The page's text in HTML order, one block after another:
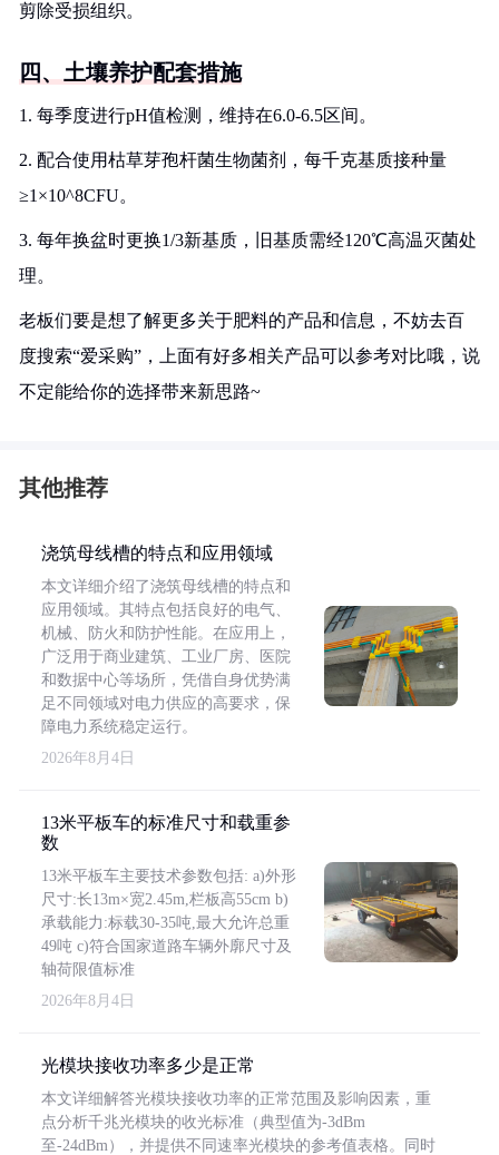
剪除受损组织。
四、土壤养护配套措施
1. 每季度进行pH值检测，维持在6.0-6.5区间。
2. 配合使用枯草芽孢杆菌生物菌剂，每千克基质接种量
≥1×10^8CFU。
3. 每年换盆时更换1/3新基质，旧基质需经120℃高温灭菌处
理。
老板们要是想了解更多关于肥料的产品和信息，不妨去百
度搜索“爱采购”，上面有好多相关产品可以参考对比哦，说
不定能给你的选择带来新思路~
其他推荐
浇筑母线槽的特点和应用领域
本文详细介绍了浇筑母线槽的特点和
应用领域。其特点包括良好的电气、
机械、防火和防护性能。在应用上，
广泛用于商业建筑、工业厂房、医院
和数据中心等场所，凭借自身优势满
足不同领域对电力供应的高要求，保
障电力系统稳定运行。
2026年8月4日
13米平板车的标准尺寸和载重参
数
13米平板车主要技术参数包括: a)外形
尺寸:长13m×宽2.45m,栏板高55cm b)
承载能力:标载30-35吨,最大允许总重
49吨 c)符合国家道路车辆外廓尺寸及
轴荷限值标准
2026年8月4日
光模块接收功率多少是正常
本文详细解答光模块接收功率的正常范围及影响因素，重
点分析千兆光模块的收光标准（典型值为-3dBm
至-24dBm），并提供不同速率光模块的参考值表格。同时